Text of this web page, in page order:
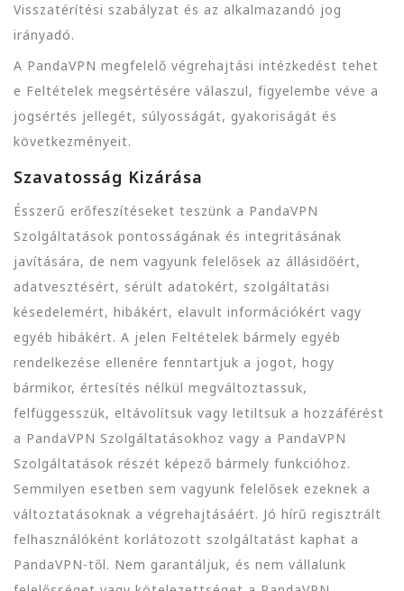
Visszatérítési szabályzat és az alkalmazandó jog
irányadó.
A PandaVPN megfelelő végrehajtási intézkedést tehet
e Feltételek megsértésére válaszul, figyelembe véve a
jogsértés jellegét, súlyosságát, gyakoriságát és
következményeit.
Szavatosság Kizárása
Ésszerű erőfeszítéseket teszünk a PandaVPN
Szolgáltatások pontosságának és integritásának
javítására, de nem vagyunk felelősek az állásidőért,
adatvesztésért, sérült adatokért, szolgáltatási
késedelemért, hibákért, elavult információkért vagy
egyéb hibákért. A jelen Feltételek bármely egyéb
rendelkezése ellenére fenntartjuk a jogot, hogy
bármikor, értesítés nélkül megváltoztassuk,
felfüggesszük, eltávolítsuk vagy letiltsuk a hozzáférést
a PandaVPN Szolgáltatásokhoz vagy a PandaVPN
Szolgáltatások részét képező bármely funkcióhoz.
Semmilyen esetben sem vagyunk felelősek ezeknek a
változtatásoknak a végrehajtásáért. Jó hírű regisztrált
felhasználóként korlátozott szolgáltatást kaphat a
PandaVPN-től. Nem garantáljuk, és nem vállalunk